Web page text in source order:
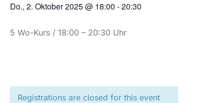
Do., 2. Oktober 2025 @ 18:00 -20:30
5 Wo-Kurs / 18:00 – 20:30 Uhr
Registrations are closed for this event